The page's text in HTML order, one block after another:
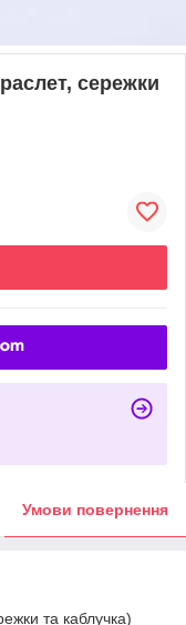
сережки
Умови повернення
та каблучка)